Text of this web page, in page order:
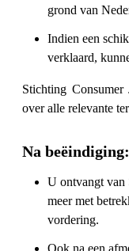
grond van
Indien een
verklaard,
Stichting Consumer
over alle relevante
Na beëindiging:
U ontvangt van
meer met
vordering.
Ook na een